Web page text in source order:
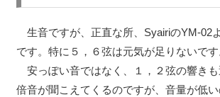
生音ですが、正直な所、SyairiのYM-02
です。特に５，６弦は元気が足りないです
安っぽい音ではなく、１，２弦の響き
倍音が聞こえてくるのですが、音量が低